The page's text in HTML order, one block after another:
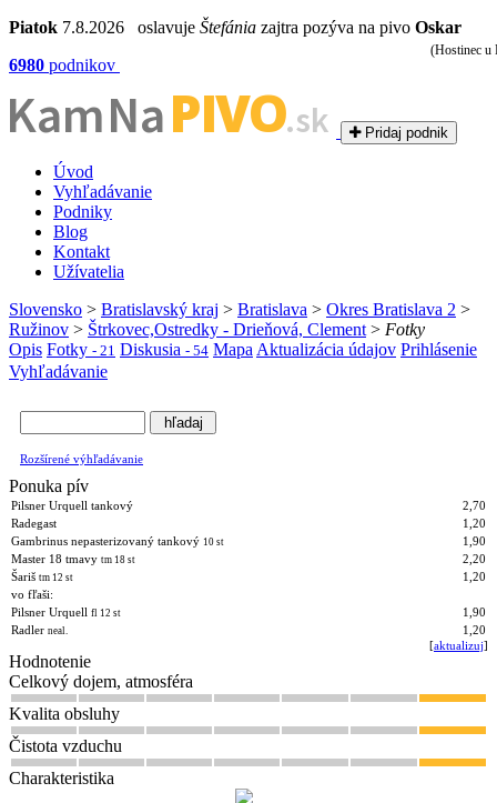
Piatok 7.8.2026 oslavuje Štefánia zajtra pozýva na pivo Oskar
6980 podnikov
Kam NaPIVO.sk Pridaj podnik
Úvod
Vyhľadávanie
Podniky
Blog
Kontakt
Užívatelia
Slovensko > Bratislavský kraj > Bratislava > Okres Bratislava 2 >
Ružinov > Štrkovec,Ostredky - Drieňová, Clement > Fotky
Opis Fotky - 21 Diskusia - 54 Mapa Aktualizácia údajov Prihlásenie
Vyhľadávanie
Rozšírené výhľadávanie
Ponuka pív
Pilsner Urquell tankový
2,70
Radegast
1,20
Gambrinus nepasterizovaný tankový 10 st
1,90
Master 18 tmavy tm 18 st
2,20
Šariš tm 12 st
1,20
vo fľaši:
Pilsner Urquell fl 12 st
1,90
Radler neal.
1,20
[aktualizuj]
Hodnotenie
Celkový dojem, atmosféra
Kvalita obsluhy
Čistota vzduchu
Charakteristika
(Hostinec u